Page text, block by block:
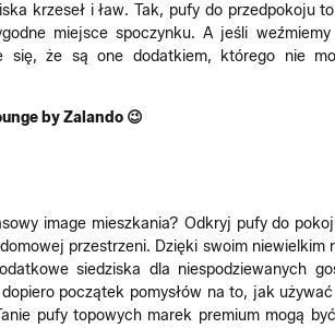
krzeseł i ław. Tak, pufy do przedpokoju
miejsce spoczynku. A jeśli
się, że są one dodatkiem, którego nie
by Zalando 😉
image mieszkania? Odkryj pufy do
przestrzeni. Dzięki swoim niewielkim
siedziska dla niespodziewanych
początek pomysłów na to, jak
pufy topowych marek premium mogą